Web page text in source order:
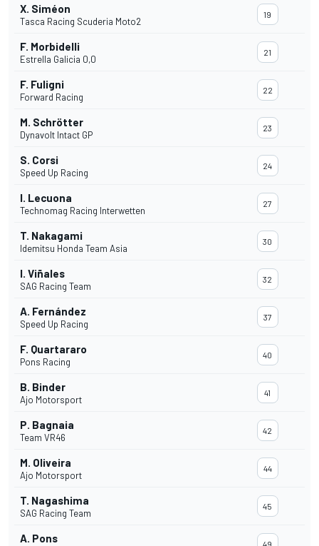
X. Siméon
Tasca Racing Scuderia Moto2
19
F. Morbidelli
Estrella Galicia 0,0
21
F. Fuligni
Forward Racing
22
M. Schrötter
Dynavolt Intact GP
23
S. Corsi
Speed Up Racing
24
I. Lecuona
Technomag Racing Interwetten
27
T. Nakagami
Idemitsu Honda Team Asia
30
I. Viñales
SAG Racing Team
32
A. Fernández
Speed Up Racing
37
F. Quartararo
Pons Racing
40
B. Binder
Ajo Motorsport
41
P. Bagnaia
Team VR46
42
M. Oliveira
Ajo Motorsport
44
T. Nagashima
SAG Racing Team
45
A. Pons 49